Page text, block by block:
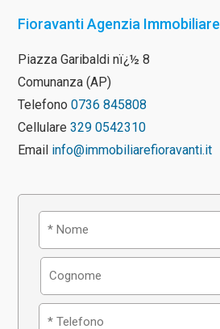
Fioravanti Agenzia Immobiliare
Piazza Garibaldi nï¿½ 8
Comunanza (AP)
Telefono 0736 845808
Cellulare 329 0542310
Email info@immobiliarefioravanti.it